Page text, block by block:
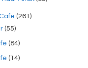
(261)
(55)
(84)
(14)